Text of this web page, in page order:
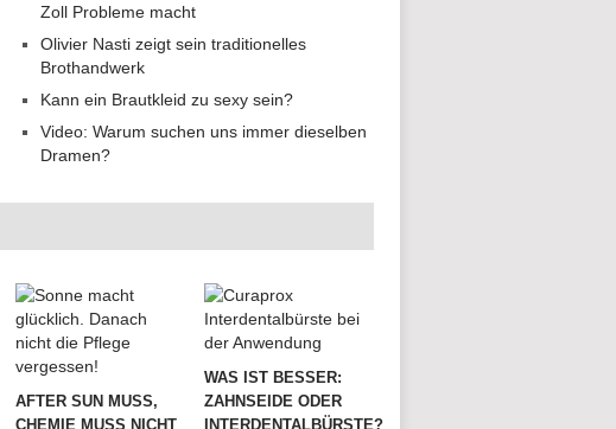
Zoll Probleme macht
Olivier Nasti zeigt sein traditionelles
Brothandwerk
Kann ein Brautkleid zu sexy sein?
Video: Warum suchen uns immer dieselben
Dramen?
AFTER SUN MUSS,
CHEMIE MUSS NICHT
WAS IST BESSER:
ZAHNSEIDE ODER
INTERDENTALBÜRSTE?